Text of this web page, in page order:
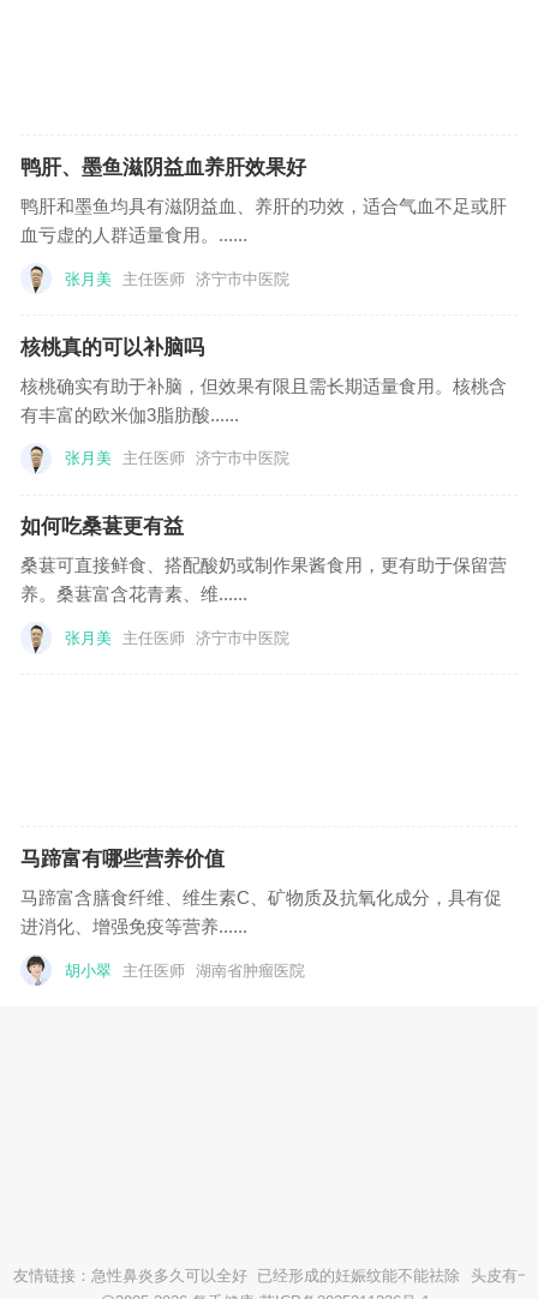
鸭肝、墨鱼滋阴益血养肝效果好
鸭肝和墨鱼均具有滋阴益血、养肝的功效，适合气血不足或肝
血亏虚的人群适量食用。......
张月美 主任医师 济宁市中医院
核桃真的可以补脑吗
核桃确实有助于补脑，但效果有限且需长期适量食用。核桃含
有丰富的欧米伽3脂肪酸......
张月美 主任医师 济宁市中医院
如何吃桑葚更有益
桑葚可直接鲜食、搭配酸奶或制作果酱食用，更有助于保留营
养。桑葚富含花青素、维......
张月美 主任医师 济宁市中医院
马蹄富有哪些营养价值
马蹄富含膳食纤维、维生素C、矿物质及抗氧化成分，具有促
进消化、增强免疫等营养......
胡小翠 主任医师 湖南省肿瘤医院
友情链接：急性鼻炎多久可以全好 已经形成的妊娠纹能不能祛除
头皮有一